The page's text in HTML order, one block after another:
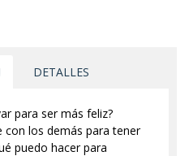
DETALLES
para ser más feliz?
con los demás para tener
puedo hacer para